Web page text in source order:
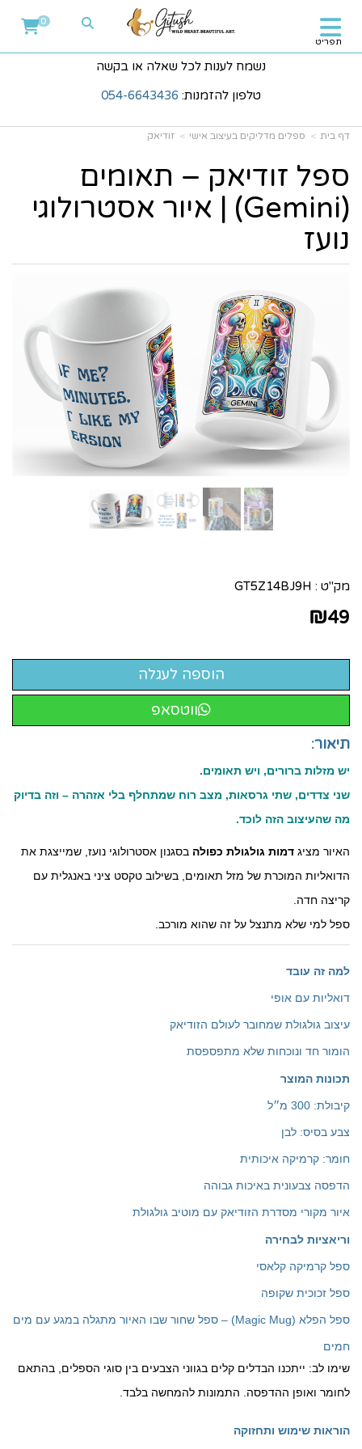
נשמח לענות לכל שאלה או בקשה
טלפון להזמנות: 054-6643436
תפריט
0
דף בית ספלים מדליקים בעיצוב אישי זודיאק
ספל זודיאק – תאומים
(Gemini) | איור אסטרולוגי
נועז
מק"ט : GT5Z14BJ9H
₪49
ווטסאפ
תיאור:
יש מזלות ברורים, ויש תאומים.
שני צדדים, שתי גרסאות, מצב רוח שמתחלף בלי אזהרה – וזה בדיוק
מה שהעיצוב הזה לוכד.
האיור מציג דמות גולגולת כפולה בסגנון אסטרולוגי נועז, שמייצגת את
הדואליות המוכרת של מזל תאומים, בשילוב טקסט ציני באנגלית עם
קריצה חדה.
ספל למי שלא מתנצל על זה שהוא מורכב.
למה זה עובד
דואליות עם אופי
עיצוב גולגולת שמחובר לעולם הזודיאק
הומור חד ונוכחות שלא מתפספסת
תכונות המוצר
קיבולת: 300 מ״ל
צבע בסיס: לבן
חומר: קרמיקה איכותית
הדפסה צבעונית באיכות גבוהה
איור מקורי מסדרת הזודיאק עם מוטיב גולגולת
וריאציות לבחירה
ספל קרמיקה קלאסי
ספל זכוכית שקופה
ספל הפלא (Magic Mug) – ספל שחור שבו האיור מתגלה במגע עם מים
חמים
שימו לב: ייתכנו הבדלים קלים בגווני הצבעים בין סוגי הספלים, בהתאם
לחומר ואופן ההדפסה. התמונות להמחשה בלבד.
הוראות שימוש ותחזוקה